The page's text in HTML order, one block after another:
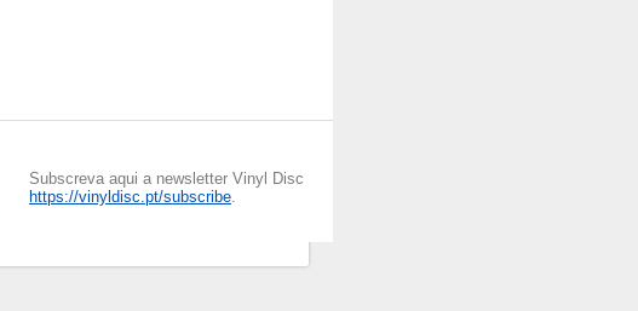
Subscreva aqui a newsletter Vinyl Disc
https://vinyldisc.pt/subscribe.